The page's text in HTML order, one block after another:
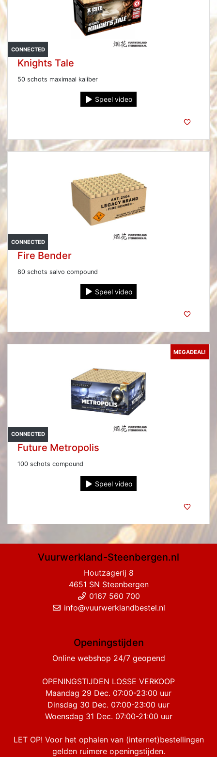
CONNECTED
Knights Tale
50 schots maximaal kaliber
Speel video
CONNECTED
Fire Bender
80 schots salvo compound
Speel video
MEGADEAL!
CONNECTED
Future Metropolis
100 schots compound
Speel video
Vuurwerkland-Steenbergen.nl
Houtzagerij 8
4651 SN Steenbergen
0167 560 700
info@vuurwerklandbestel.nl
Openingstijden
Online webshop 24/7 geopend
OPENINGSTIJDEN LOSSE VERKOOP
Maandag 29 Dec. 07:00-23:00 uur
Dinsdag 30 Dec. 07:00-23:00 uur
Woensdag 31 Dec. 07:00-21:00 uur
LET OP! Voor het ophalen van (internet)bestellingen
gelden ruimere openingstijden.